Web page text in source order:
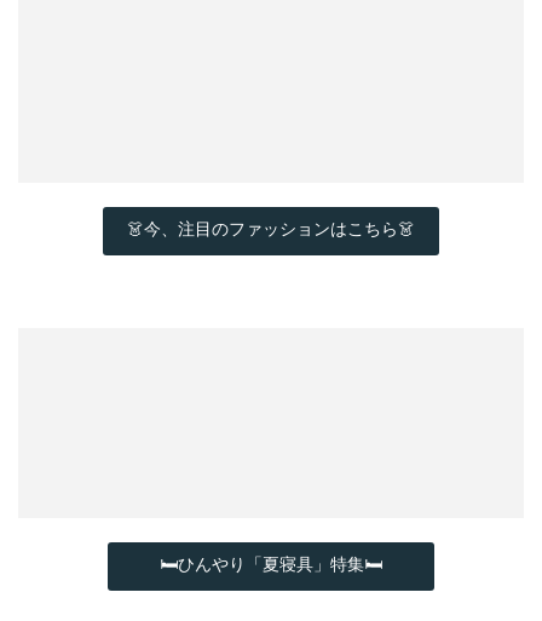
👗今、注目のファッションはこちら👗
🛏ひんやり「夏寝具」特集🛏